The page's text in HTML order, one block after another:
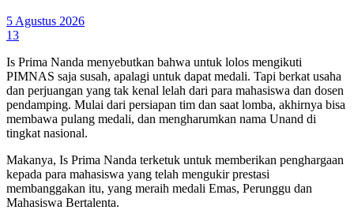
5 Agustus 2026
13
Is Prima Nanda menyebutkan bahwa untuk lolos mengikuti
PIMNAS saja susah, apalagi untuk dapat medali. Tapi berkat usaha
dan perjuangan yang tak kenal lelah dari para mahasiswa dan dosen
pendamping. Mulai dari persiapan tim dan saat lomba, akhirnya bisa
membawa pulang medali, dan mengharumkan nama Unand di
tingkat nasional.
Makanya, Is Prima Nanda terketuk untuk memberikan penghargaan
kepada para mahasiswa yang telah mengukir prestasi
membanggakan itu, yang meraih medali Emas, Perunggu dan
Mahasiswa Bertalenta.